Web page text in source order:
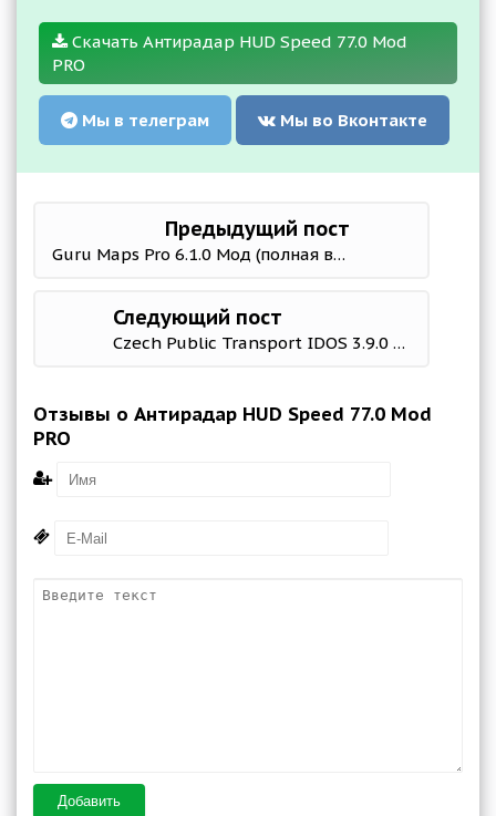
Скачать Антирадар HUD Speed 77.0 Mod
PRO
Мы в телеграм Мы во Вконтакте
Предыдущий пост
Guru Maps Pro 6.1.0 Мод (полная версия)
Следующий пост
Czech Public Transport IDOS 3.9.0 b507 Mod (No ads)
Отзывы о Антирадар HUD Speed 77.0 Mod
PRO
Добавить